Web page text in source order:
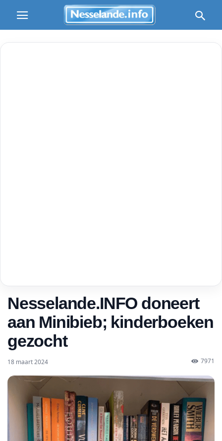
Nesselande.INFO doneert
aan Minibieb; kinderboeken
gezocht
18 maart 2024 7971